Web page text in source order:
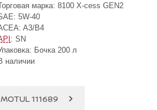
марка: 8100 X-cess GEN2
5W-40
A3/B4
: SN
Бочка 200 л
наличии
MOTUL 111689